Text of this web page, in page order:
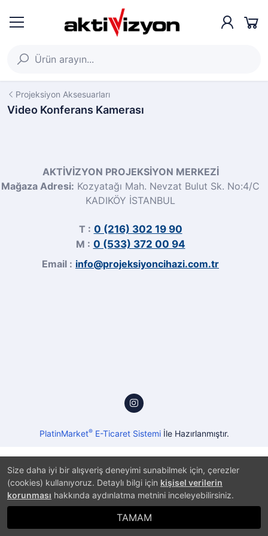
Size daha iyi bir alışveriş deneyimi sunabilmek için, çerezler
(cookies) kullanıyoruz. Detaylı bilgi için kişisel verilerin
korunması hakkında aydınlatma metnini inceleyebilirsiniz.
TAMAM
Projeksiyon Aksesuarları
Video Konferans Kamerası
AKTİVİZYON PROJEKSİYON MERKEZİ
Mağaza Adresi: Kozyatağı Mah. Nevzat Bulut Sk. No:4/C
KADIKÖY İSTANBUL
T : 0 (216) 302 19 90
M : 0 (533) 372 00 94
Email : info@projeksiyoncihazi.com.tr
PlatinMarket®E-Ticaret Sistemiİle Hazırlanmıştır.